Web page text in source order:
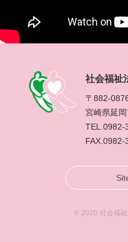
社会福祉
〒882-
宮崎県延
TEL.0982-
FAX.0982-
© 2020 社会福